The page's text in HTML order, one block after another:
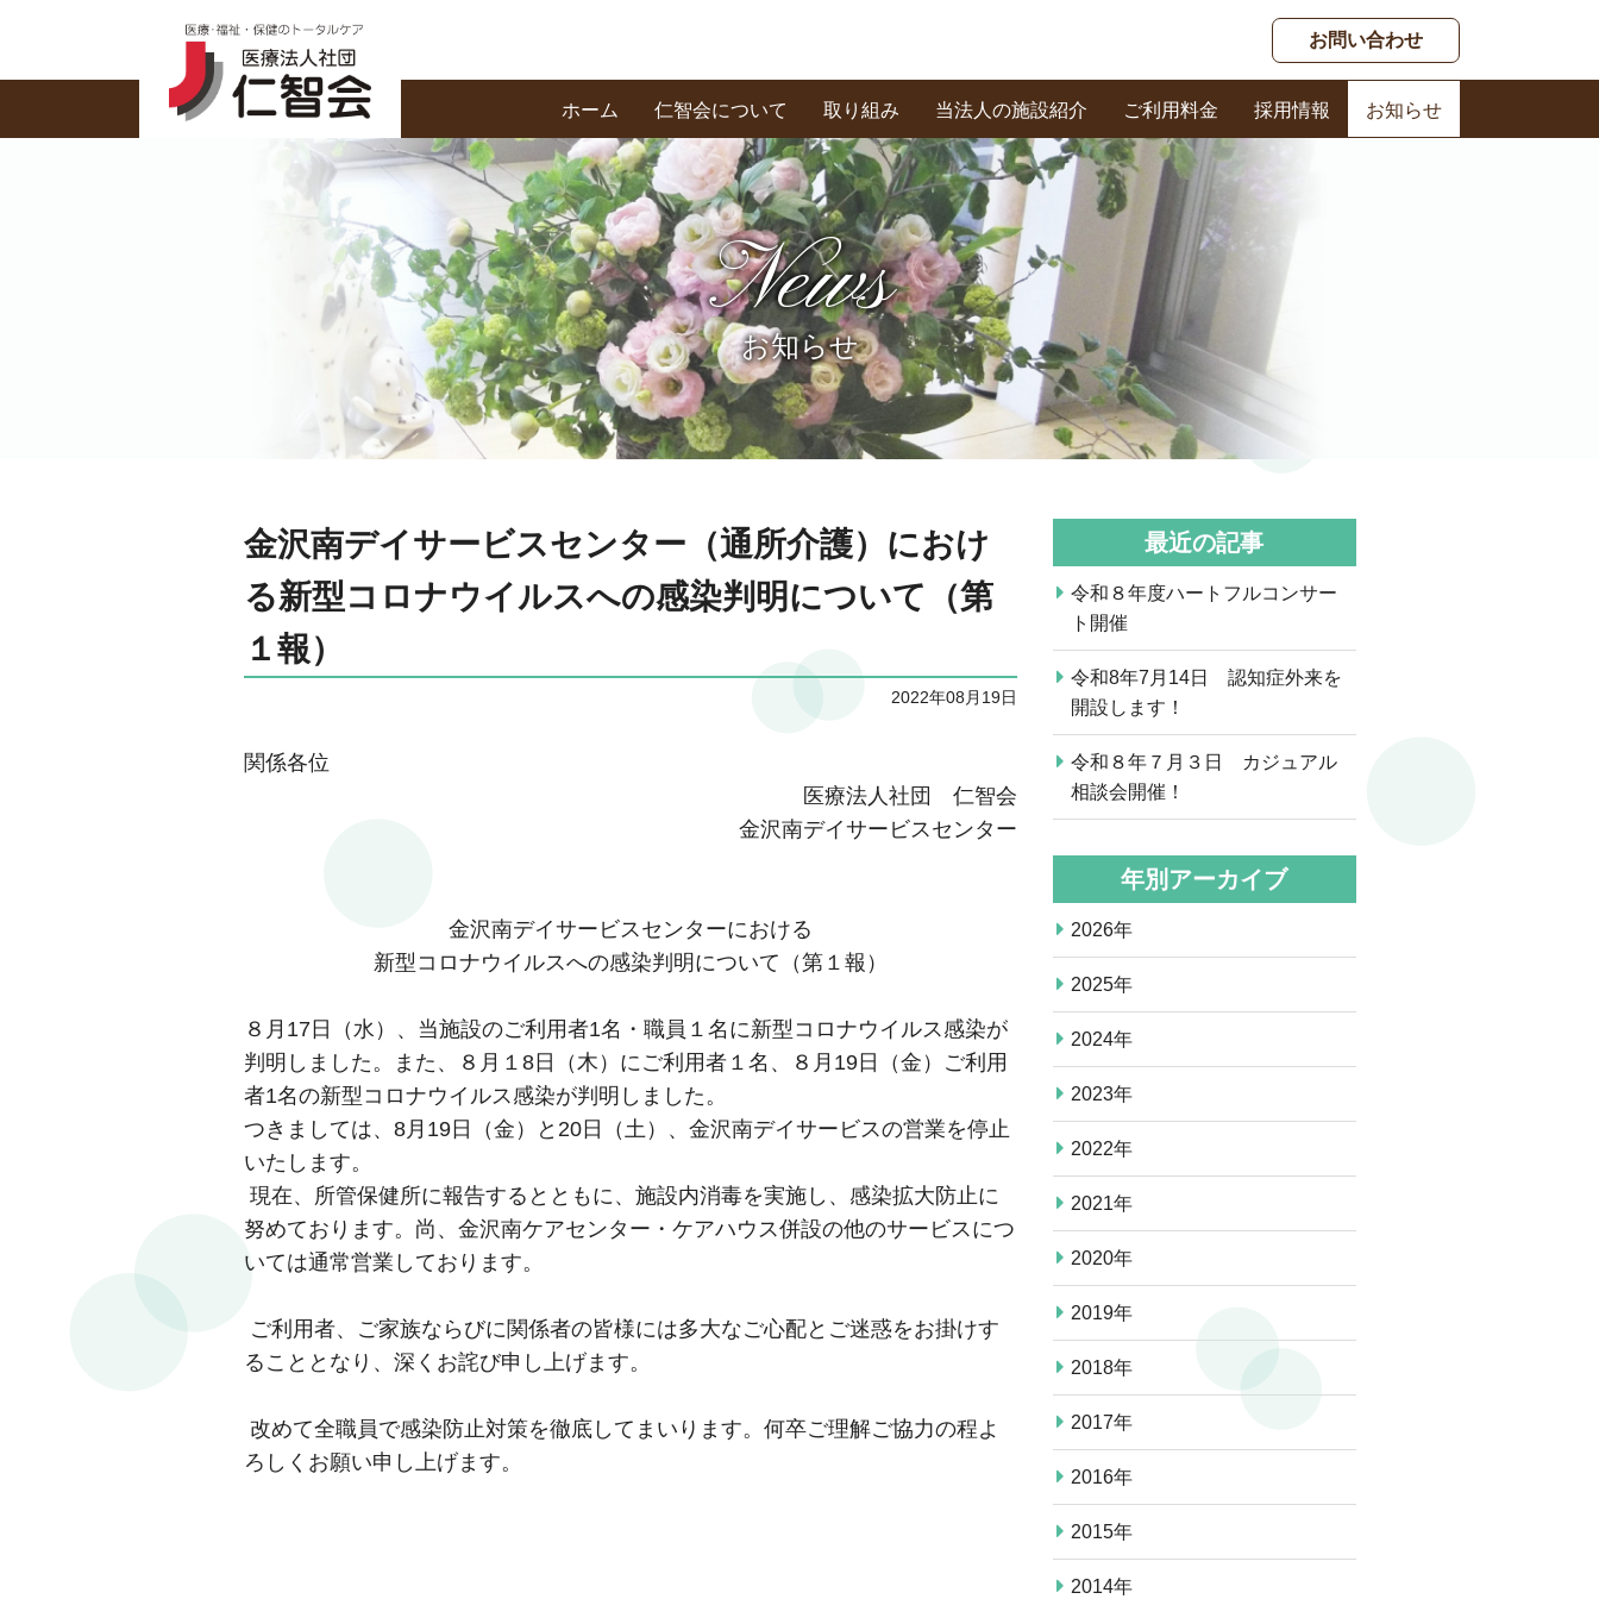
お問い合わせ
ホーム 仁智会について
基本理念・あいさつ
創業の精神
私たちの信条
取り組み 当法人の施設紹介 ご利用料金
春日ケアセンター
採用情報 お知らせ
News
お知らせ
金沢南デイサービスセンター（通所介護）におけ
る新型コロナウイルスへの感染判明について（第
１報）
2022年08月19日
関係各位
医療法人社団 仁智会
金沢南デイサービスセンター
金沢南デイサービスセンターにおける
新型コロナウイルスへの感染判明について（第１報）
８月17日（水）、当施設のご利用者1名・職員１名に新型コロナウイルス感染が
判明しました。また、８月１8日（木）にご利用者１名、８月19日（金）ご利用
者1名の新型コロナウイルス感染が判明しました。
つきましては、8月19日（金）と20日（土）、金沢南デイサービスの営業を停止
いたします。
現在、所管保健所に報告するとともに、施設内消毒を実施し、感染拡大防止に
努めております。尚、金沢南ケアセンター・ケアハウス併設の他のサービスにつ
いては通常営業しております。
ご利用者、ご家族ならびに関係者の皆様には多大なご心配とご迷惑をお掛けす
ることとなり、深くお詫び申し上げます。
改めて全職員で感染防止対策を徹底してまいります。何卒ご理解ご協力の程よ
ろしくお願い申し上げます。
最近の記事
令和８年度ハートフルコンサー
ト開催
令和8年7月14日 認知症外来を
開設します！
令和８年７月３日 カジュアル
相談会開催！
年別アーカイブ
2026年
2025年
2024年
2023年
2022年
2021年
2020年
2019年
2018年
2017年
2016年
2015年
2014年